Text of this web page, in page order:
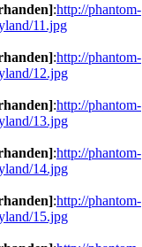
:http://phantom-
11.jpg
:http://phantom-
12.jpg
:http://phantom-
13.jpg
:http://phantom-
14.jpg
:http://phantom-
15.jpg